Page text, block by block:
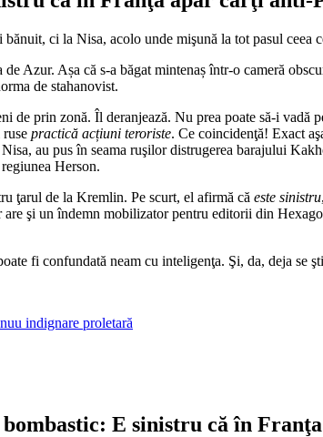
ci la Nisa, acolo unde mişună la tot pasul ceea
de Azur. Așa că s-a băgat mintenaș într-o cameră
de stahanovist.
prin zonă. Îl deranjează. Nu prea poate să-i vadă
practică acțiuni teroriste. Ce coincidenţă! Exact
au pus în seama ruşilor distrugerea barajului
Herson.
ţarul de la Kremlin. Pe scurt, el afirmă că este sinistru
şi un îndemn mobilizator pentru editorii din
fi confundată neam cu inteligenţa. Şi, da, deja se
indignare proletară
E sinistru că în